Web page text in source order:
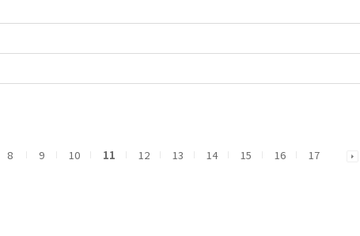
8 9 10 11 12 13 14 15 16 17